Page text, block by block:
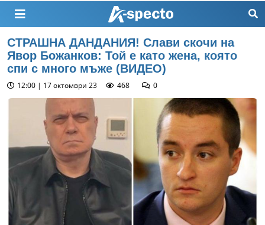
СТРАШНА ДАНДАНИЯ! Слави скочи на
Явор Божанков: Той е като жена, която
спи с много мъже (ВИДЕО)
12:00 | 17 октомври 23 468 0